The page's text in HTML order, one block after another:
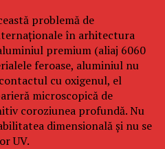
problemă de
în arhitectura
premium (aliaj 6060
feroase, aluminiul nu
cu oxigenul, el
microscopică de
coroziunea profundă. Nu
dimensională și nu se
UV.